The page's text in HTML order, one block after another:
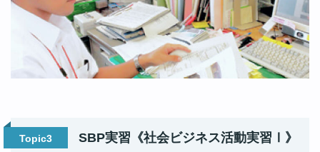
Topic3 SBP実習《社会ビジネス活動実習Ⅰ》